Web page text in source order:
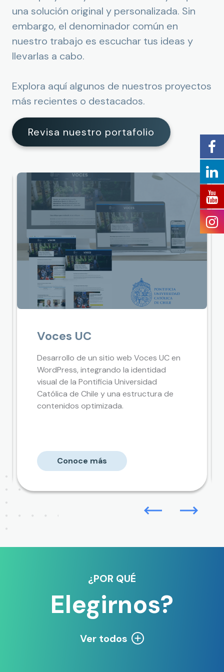
una solución original y personalizada. Sin
embargo, el denominador común en
nuestro trabajo es escuchar tus ideas y
llevarlas a cabo.
Explora aquí algunos de nuestros proyectos
más recientes o destacados.
Revisa nuestro portafolio
Voces UC
Desarrollo de un sitio web Voces UC en
WordPress, integrando la identidad
visual de la Pontificia Universidad
Católica de Chile y una estructura de
contenidos optimizada.
Conoce más
Previous
¿POR QUÉ
Elegirnos?
Ver todos